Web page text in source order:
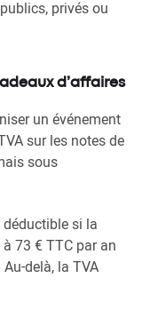
privés ou
d’affaires
un événement
sur les notes de
sous
déductible si la
73 € TTC par an
delà, la TVA